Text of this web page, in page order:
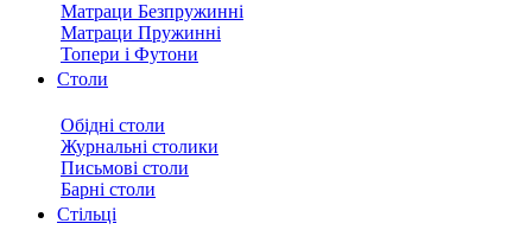
Матраци Безпружинні
Матраци Пружинні
Топери і Футони
Столи
Обідні столи
Журнальні столики
Письмові столи
Барні столи
Стільці